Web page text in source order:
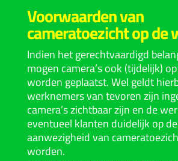
Voorwaarden van
cameratoezicht op de
Indien het gerechtvaardigd
mogen camera’s ook (tijdelijk)
worden geplaatst. Wel geldt
werknemers van tevoren zijn
camera’s zichtbaar zijn en de
eventueel klanten duidelijk op de
aanwezigheid van
worden.